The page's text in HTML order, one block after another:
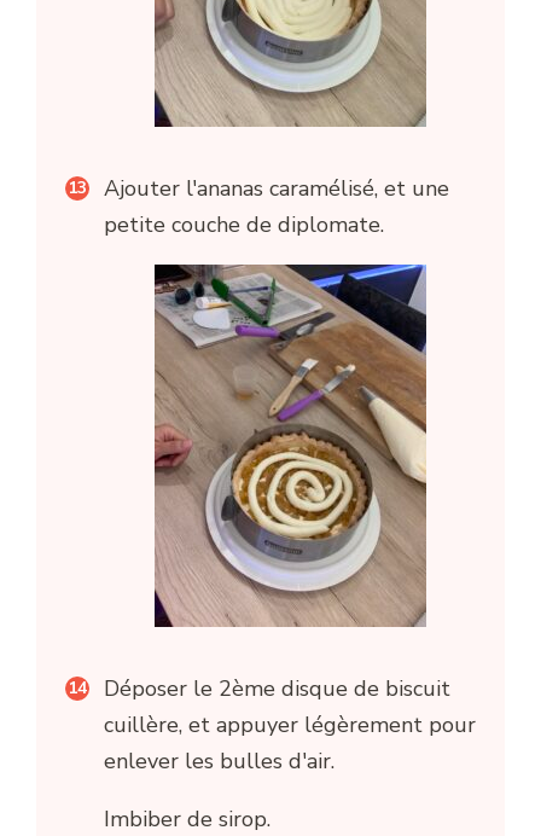
Ajouter l'ananas caramélisé, et une
petite couche de diplomate.
Déposer le 2ème disque de biscuit
cuillère, et appuyer légèrement pour
enlever les bulles d'air.
Imbiber de sirop.